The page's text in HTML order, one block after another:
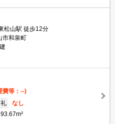
松山駅 徒歩12分
市和泉町
費等：--)
礼
なし
93.67m²